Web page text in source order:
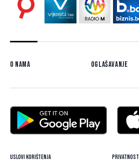
O nama Oglašavanje
Uslovi korištenja Privatnost